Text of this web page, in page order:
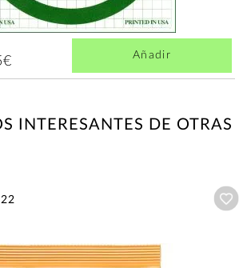
Añadir
INTERESANTES DE OTRAS